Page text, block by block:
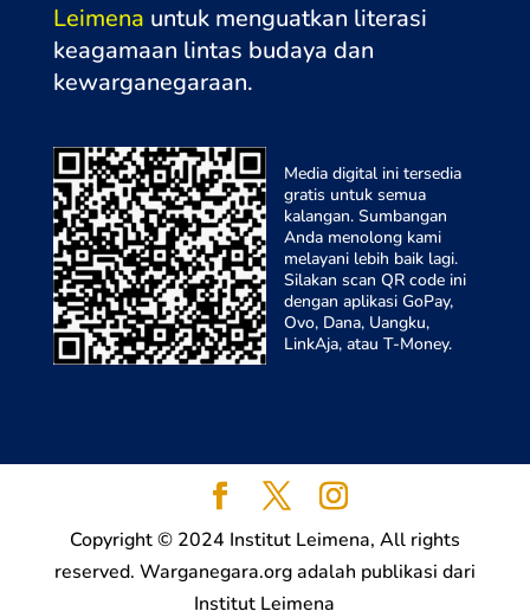
Leimena untuk menguatkan literasi
keagamaan lintas budaya dan
kewarganegaraan.
Media digital ini tersedia
gratis untuk semua
kalangan. Sumbangan
Anda menolong kami
melayani lebih baik lagi.
Silakan scan QR code ini
dengan aplikasi GoPay,
Ovo, Dana, Uangku,
LinkAja, atau T-Money.
Copyright © 2024 Institut Leimena, All rights
reserved. Warganegara.org adalah publikasi dari
Institut Leimena